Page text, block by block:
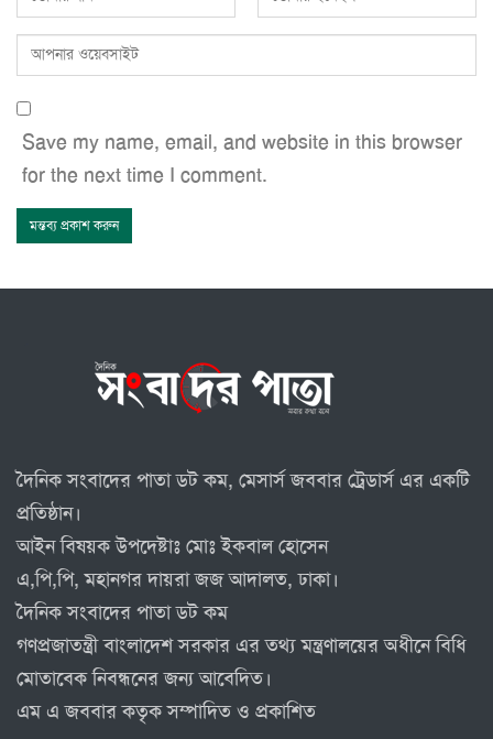
Save my name, email, and website in this browser
for the next time I comment.
দৈনিক সংবাদের পাতা ডট কম, মেসার্স জববার ট্রেডার্স এর একটি
প্রতিষ্ঠান।
আইন বিষয়ক উপদেষ্টাঃ মোঃ ইকবাল হোসেন
এ,পি,পি, মহানগর দায়রা জজ আদালত, ঢাকা।
দৈনিক সংবাদের পাতা ডট কম
গণপ্রজাতন্ত্রী বাংলাদেশ সরকার এর তথ্য মন্ত্রণালয়ের অধীনে বিধি
মোতাবেক নিবন্ধনের জন্য আবেদিত।
এম এ জববার কতৃক সম্পাদিত ও প্রকাশিত